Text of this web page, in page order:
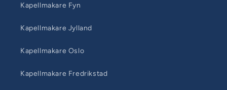
Kapellmakare Fyn
Kapellmakare Jylland
Kapellmakare Oslo
Kapellmakare Fredrikstad